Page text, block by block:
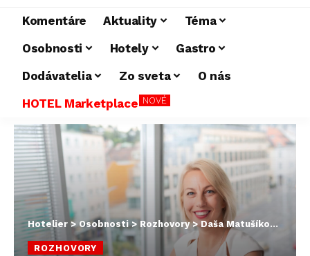
Komentáre Aktuality
Téma
Osobnosti
Hotely
Gastro
Dodávatelia
Zo sveta
O nás
HOTEL Marketplace NOVÉ
Hotelier >Osobnosti> Rozhovory>Daša Matušíková, SLOVAKIA TRAVEL: Slovensko prekvapí, je unikátne
ROZHOVORY